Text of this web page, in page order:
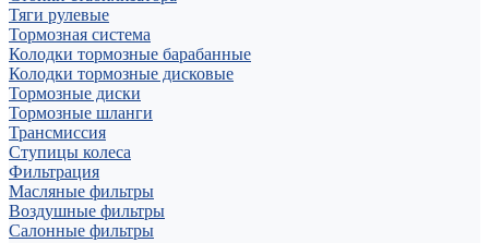
Тяги рулевые
Тормозная система
Колодки тормозные барабанные
Колодки тормозные дисковые
Тормозные диски
Тормозные шланги
Трансмиссия
Ступицы колеса
Фильтрация
Масляные фильтры
Воздушные фильтры
Салонные фильтры